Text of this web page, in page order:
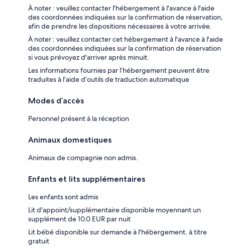
À noter : veuillez contacter l'hébergement à l'avance à l'aide
des coordonnées indiquées sur la confirmation de réservation,
afin de prendre les dispositions nécessaires à votre arrivée.
À noter : veuillez contacter cet hébergement à l'avance à l'aide
des coordonnées indiquées sur la confirmation de réservation
si vous prévoyez d'arriver après minuit.
Les informations fournies par l’hébergement peuvent être
traduites à l’aide d’outils de traduction automatique
Modes d’accès
Personnel présent à la réception
Animaux domestiques
Animaux de compagnie non admis.
Enfants et lits supplémentaires
Les enfants sont admis
Lit d'appoint/supplémentaire disponible moyennant un
supplément de 10.0 EUR par nuit
Lit bébé disponible sur demande à l'hébergement, à titre
gratuit